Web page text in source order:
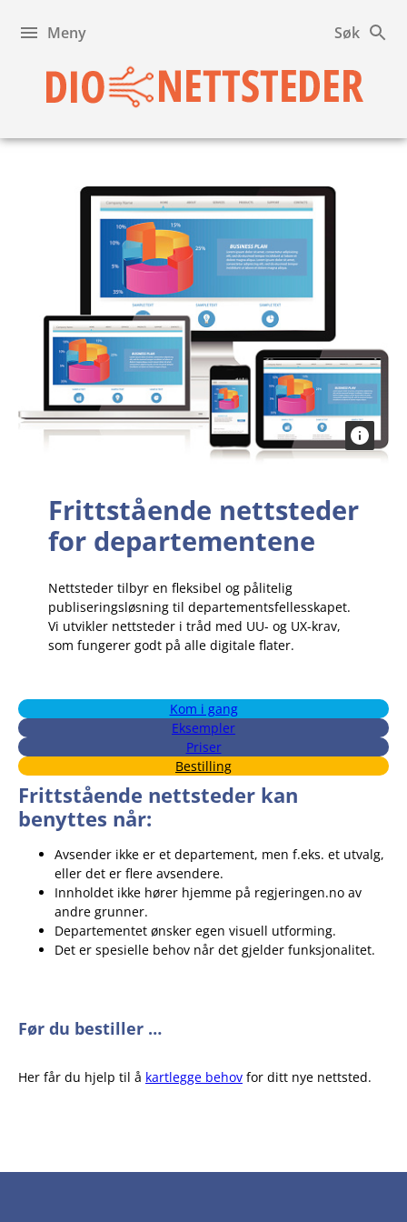
Meny Søk
Frittstående
nettsteder
departementene
Frittstående nettsteder
for departementene
Nettsteder tilbyr en fleksibel og pålitelig
publiseringsløsning til departementsfellesskapet.
Vi utvikler nettsteder i tråd med UU- og UX-krav,
som fungerer godt på alle digitale flater.
Kom i gang
Eksempler
Priser
Bestilling
Frittstående nettsteder kan
benyttes når:
Avsender ikke er et departement, men f.eks. et utvalg,
eller det er flere avsendere.
Innholdet ikke hører hjemme på regjeringen.no av
andre grunner.
Departementet ønsker egen visuell utforming.
Det er spesielle behov når det gjelder funksjonalitet.
Før du bestiller …
Her får du hjelp til å kartlegge behov for ditt nye nettsted.